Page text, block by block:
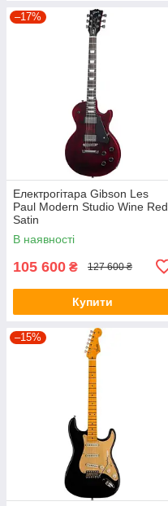
–17%
Електрогітара Gibson Les
Paul Modern Studio Wine Red
Satin
В наявності
105 600 ₴ 127 600 ₴
Купити
–15%